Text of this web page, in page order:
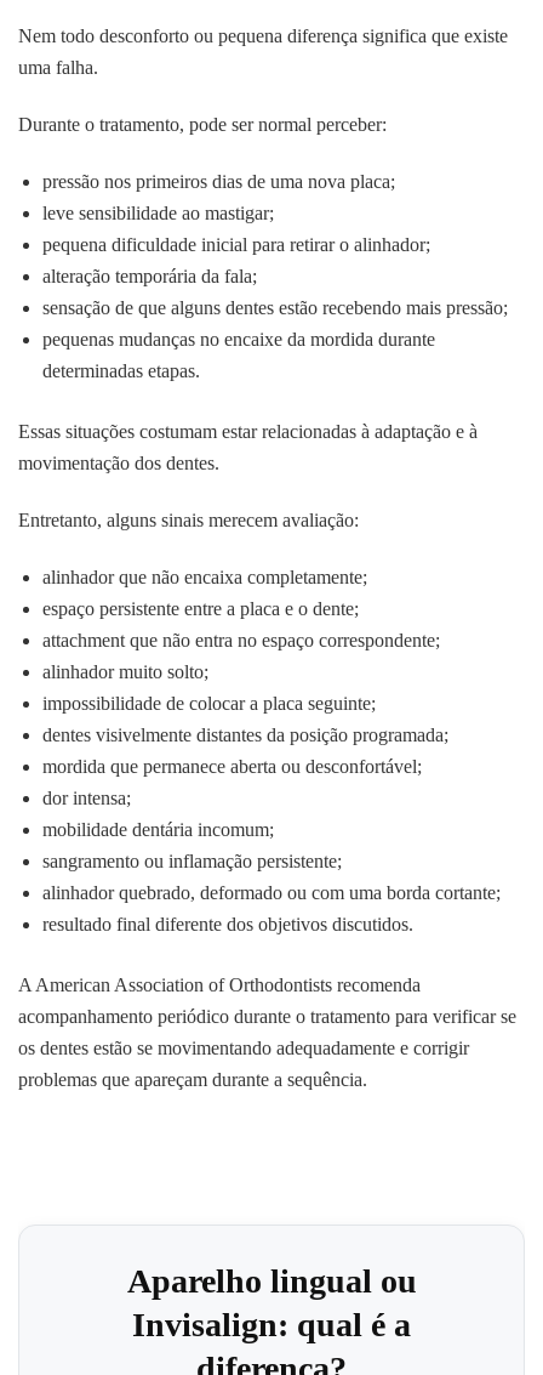
Nem todo desconforto ou pequena diferença significa que existe
uma falha.
Durante o tratamento, pode ser normal perceber:
pressão nos primeiros dias de uma nova placa;
leve sensibilidade ao mastigar;
pequena dificuldade inicial para retirar o alinhador;
alteração temporária da fala;
sensação de que alguns dentes estão recebendo mais pressão;
pequenas mudanças no encaixe da mordida durante
determinadas etapas.
Essas situações costumam estar relacionadas à adaptação e à
movimentação dos dentes.
Entretanto, alguns sinais merecem avaliação:
alinhador que não encaixa completamente;
espaço persistente entre a placa e o dente;
attachment que não entra no espaço correspondente;
alinhador muito solto;
impossibilidade de colocar a placa seguinte;
dentes visivelmente distantes da posição programada;
mordida que permanece aberta ou desconfortável;
dor intensa;
mobilidade dentária incomum;
sangramento ou inflamação persistente;
alinhador quebrado, deformado ou com uma borda cortante;
resultado final diferente dos objetivos discutidos.
A American Association of Orthodontists recomenda
acompanhamento periódico durante o tratamento para verificar se
os dentes estão se movimentando adequadamente e corrigir
problemas que apareçam durante a sequência.
Aparelho lingual ou
Invisalign: qual é a